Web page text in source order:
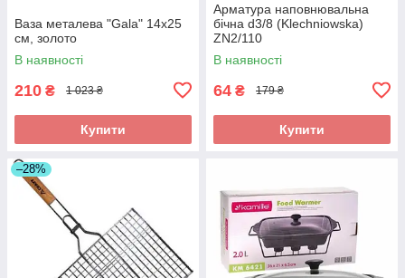
Ваза металева "Gala" 14x25
см, золото
В наявності
210 ₴ 1 023 ₴
Купити
Арматура наповнювальна
бічна d3/8 (Klechniowska)
ZN2/110
В наявності
64 ₴ 179 ₴
Купити
–28%